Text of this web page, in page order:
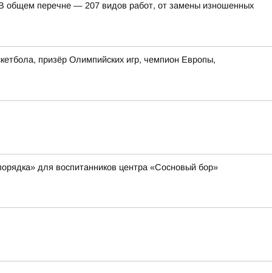
В общем перечне — 207 видов работ, от замены изношенных
призёр Олимпийских игр, чемпион Европы,
для воспитанников центра «Сосновый бор»